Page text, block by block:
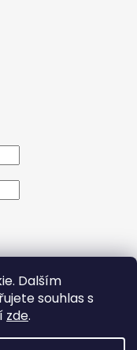
Dalším
souhlas s
zde.